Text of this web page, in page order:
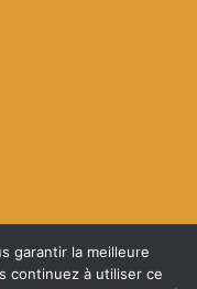
garantir la meilleure
continuez à utiliser ce